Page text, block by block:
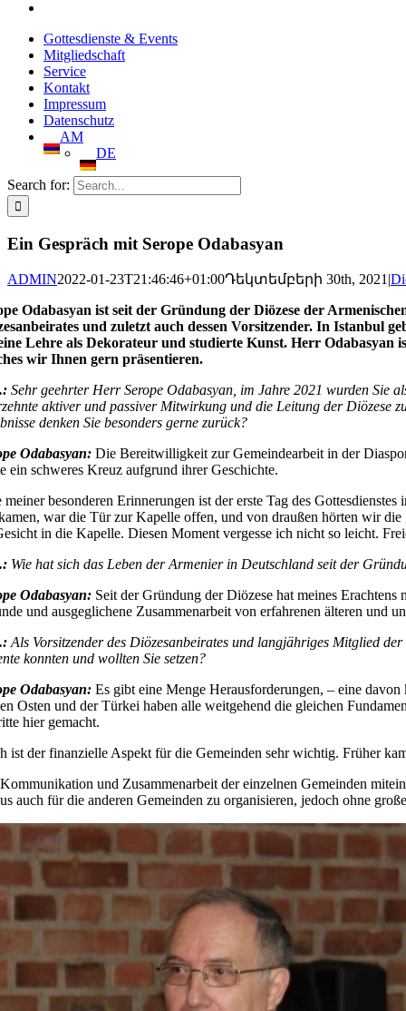
Gottesdienste & Events
Mitgliedschaft
Service
Kontakt
Impressum
Datenschutz
AM
DE
Search for:
Ein Gespräch mit Serope Odabasyan
ADMIN2022-01-23T21:46:46+01:00Դեկտեմբերի 30th, 2021|
Odabasyan ist seit der Gründung der Diözese der
und zuletzt auch dessen Vorsitzender. In Istanbul
Lehre als Dekorateur und studierte Kunst. Herr
wir Ihnen gern präsentieren.
Sehr geehrter Herr Serope Odabasyan, im Jahre 2021 wurden Sie
aktiver und passiver Mitwirkung und die Leitung der Diözese
denken Sie besonders gerne zurück?
Odabasyan: Die Bereitwilligkeit zur Gemeindearbeit in der
ein schweres Kreuz aufgrund ihrer Geschichte.
meiner besonderen Erinnerungen ist der erste Tag des
war die Tür zur Kapelle offen, und von draußen hörten wir
in die Kapelle. Diesen Moment vergesse ich nicht so leicht.
Wie hat sich das Leben der Armenier in Deutschland seit der
Odabasyan: Seit der Gründung der Diözese hat meines
und ausgeglichene Zusammenarbeit von erfahrenen älteren und
Als Vorsitzender des Diözesanbeirates und langjähriges Mitglied
konnten und wollten Sie setzen?
Odabasyan:Es gibt eine Menge Herausforderungen, – eine
Osten und der Türkei haben alle weitgehend die gleichen
hier gemacht.
ist der finanzielle Aspekt für die Gemeinden sehr wichtig. Früher
und Zusammenarbeit der einzelnen Gemeinden
auch für die anderen Gemeinden zu organisieren, jedoch ohne